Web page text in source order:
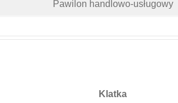
Pawilon handlowo-usługowy
Klatka